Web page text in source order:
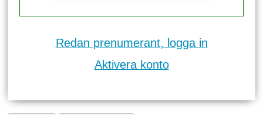
Redan prenumerant, logga in
Aktivera konto